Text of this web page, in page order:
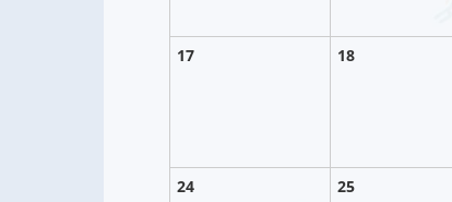
17 18
24 25